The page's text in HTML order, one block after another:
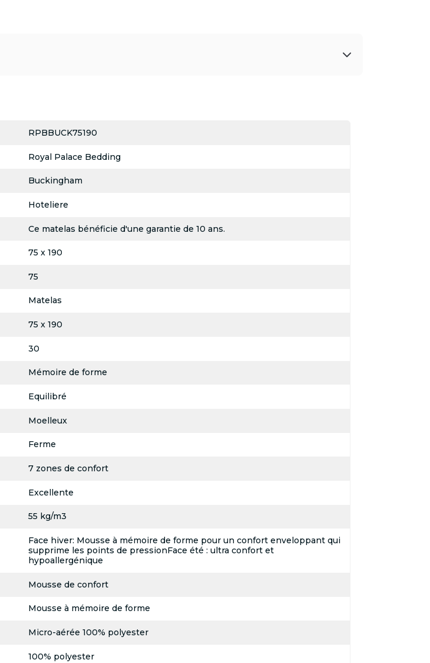
RPBBUCK75190
Royal Palace Bedding
Buckingham
Hoteliere
Ce matelas bénéficie d'une garantie de 10 ans.
75 x 190
75
Matelas
75 x 190
30
Mémoire de forme
Equilibré
Moelleux
Ferme
7 zones de confort
Excellente
55 kg/m3
Face hiver: Mousse à mémoire de forme pour un confort enveloppant qui
supprime les points de pressionFace été : ultra confort et
hypoallergénique
Mousse de confort
Mousse à mémoire de forme
Micro-aérée 100% polyester
100% polyester